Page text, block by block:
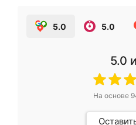
5.0 5.0
5.0
На основе